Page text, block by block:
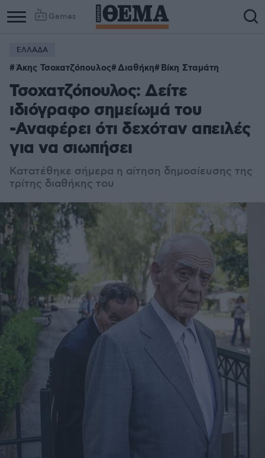
Games
ΕΛΛΑΔΑ
Άκης Τσοχατζόπουλος Διαθήκη Βίκη Σταμάτη
Τσοχατζόπουλος: Δείτε
ιδιόγραφο σημείωμά του
-Αναφέρει ότι δεχόταν απειλές
για να σιωπήσει
Κατατέθηκε σήμερα η αίτηση δημοσίευσης της
τρίτης διαθήκης του